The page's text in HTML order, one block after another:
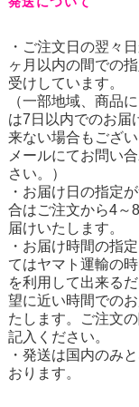
・ご注文日の翌々
ヶ月以内の間での
受けしています。
（一部地域、商品
は7日以内でのお届
来ない場合もござい
メールにてお問い
さい。）
・お届け日の指定
合はご注文から4～
届けいたします。
・お届け時間の指
てはヤマト運輸の
を利用して出来る
望に近い時間での
たします。ご注文
記入ください。
・発送は国内のみ
おります。